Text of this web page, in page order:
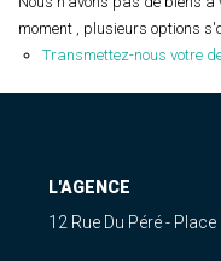
moment , plusieurs options
Transmettez-nous votre
L'AGENCE
12 Rue Du Péré -